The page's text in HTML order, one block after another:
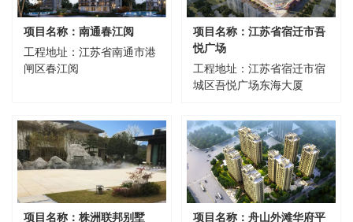
项目名称：南通春江阅
工程地址：江苏省南通市港
闸区春江阅
项目名称：江苏省宿迁市吾
悦广场
工程地址：江苏省宿迁市宿
城区吾悦广场东海大厦
项目名称：株洲联邦别墅
项目名称：舟山外滩华府平